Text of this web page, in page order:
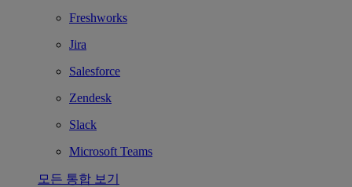
Freshworks
Jira
Salesforce
Zendesk
Slack
Microsoft Teams
모든 통합 보기